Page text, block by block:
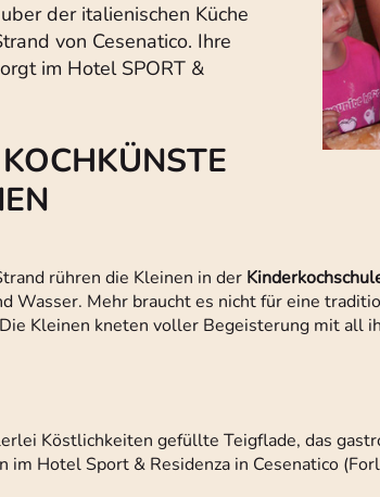
der italienischen Küche
von Cesenatico. Ihre
im Hotel SPORT &
rühren die Kleinen in der
Wasser. Mehr braucht es nicht für eine
Kleinen kneten voller Begeisterung mit all
Köstlichkeiten gefüllte Teigflade, das
im Hotel Sport & Residenza in Cesenatico